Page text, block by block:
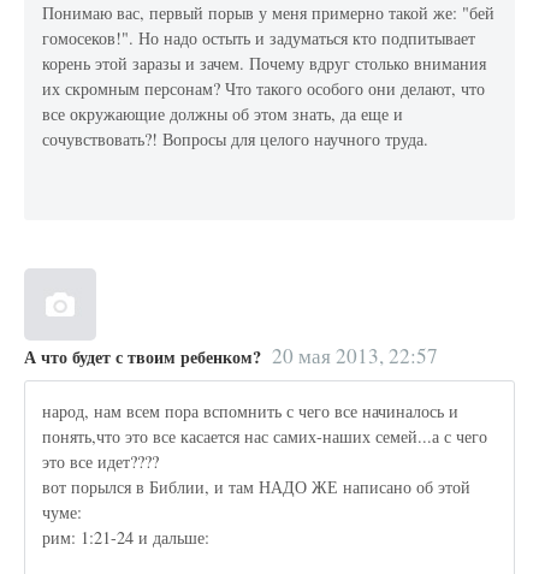
Понимаю вас, первый порыв у меня примерно такой же: "бей
гомосеков!". Но надо остыть и задуматься кто подпитывает
корень этой заразы и зачем. Почему вдруг столько внимания
их скромным персонам? Что такого особого они делают, что
все окружающие должны об этом знать, да еще и
сочувствовать?! Вопросы для целого научного труда.
А что будет с твоим ребенком? 20 мая 2013, 22:57
народ, нам всем пора вспомнить с чего все начиналось и
понять,что это все касается нас самих-наших семей...а с чего
это все идет????
вот порылся в Библии, и там НАДО ЖЕ написано об этой
чуме:
рим: 1:21-24 и дальше: